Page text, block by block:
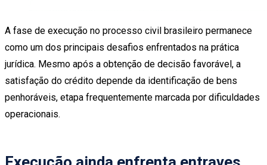
A fase de execução no processo civil brasileiro permanece
como um dos principais desafios enfrentados na prática
jurídica. Mesmo após a obtenção de decisão favorável, a
satisfação do crédito depende da identificação de bens
penhoráveis, etapa frequentemente marcada por dificuldades
operacionais.